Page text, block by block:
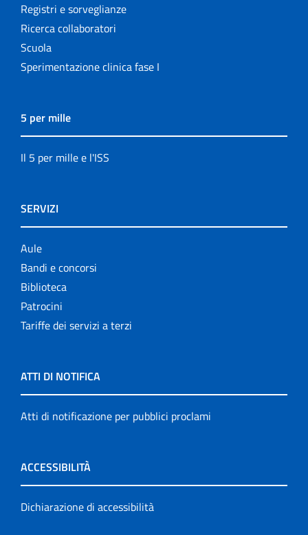
Registri e sorveglianze
Ricerca collaboratori
Scuola
Sperimentazione clinica fase I
5 per mille
Il 5 per mille e l'ISS
SERVIZI
Aule
Bandi e concorsi
Biblioteca
Patrocini
Tariffe dei servizi a terzi
ATTI DI NOTIFICA
Atti di notificazione per pubblici proclami
ACCESSIBILITÀ
Dichiarazione di accessibilità